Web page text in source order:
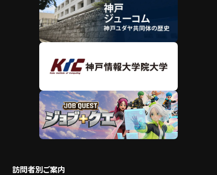
訪問者別ご案内